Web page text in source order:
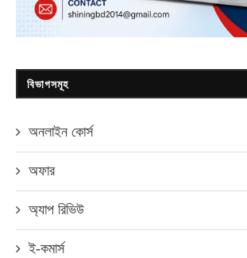
বিভাগসমূহ
অনলাইন কোর্স
অফার
অ্যাপ রিভিউ
ই-কমার্স